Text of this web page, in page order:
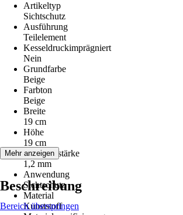
Artikeltyp
Sichtschutz
Ausführung
Teilelement
Kesseldruckimprägniert
Nein
Grundfarbe
Beige
Farbton
Beige
Breite
19 cm
Höhe
19 cm
Lamellenstärke
1,2 mm
Anwendung
Sichtschutz
Material
Kunststoff
Mehr anzeigen
Beschreibung
Bereich überspringen